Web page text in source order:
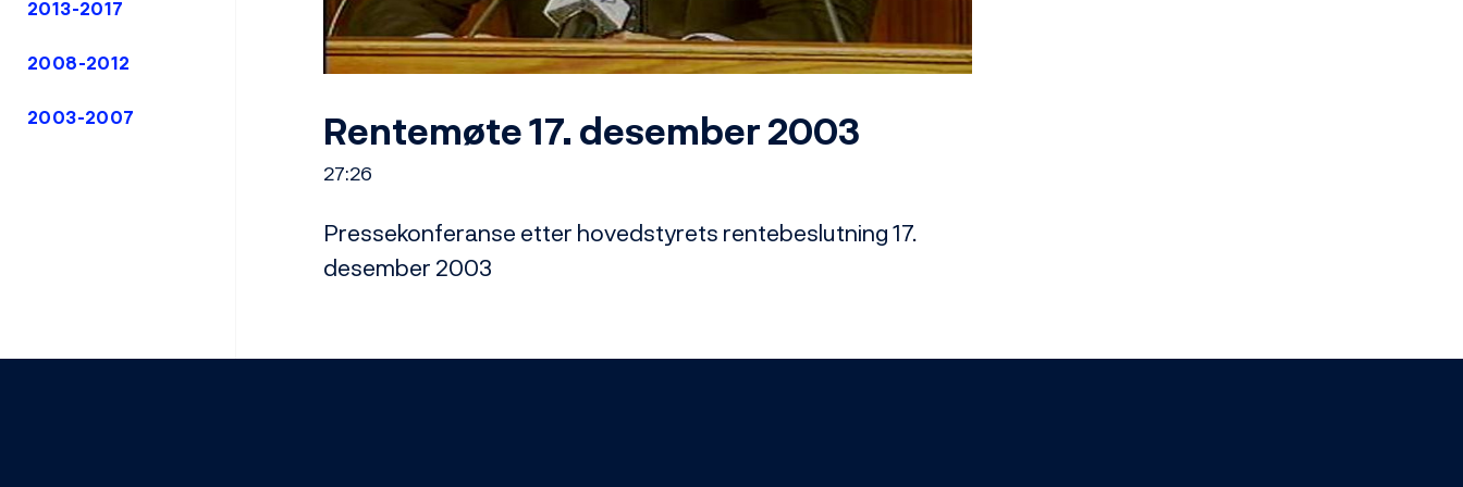
2013-2017
2008-2012
2003-2007
Video
Rentemøte 17. desember 2003
27:26
Pressekonferanse etter hovedstyrets rentebeslutning 17.
desember 2003